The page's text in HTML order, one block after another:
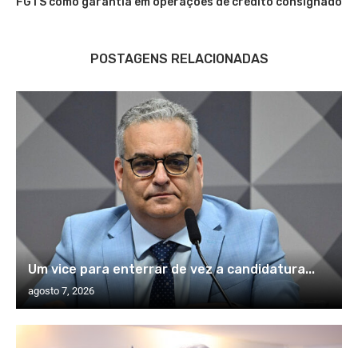
POSTAGENS RELACIONADAS
Um vice para enterrar de vez a candidatura...
agosto 7, 2026